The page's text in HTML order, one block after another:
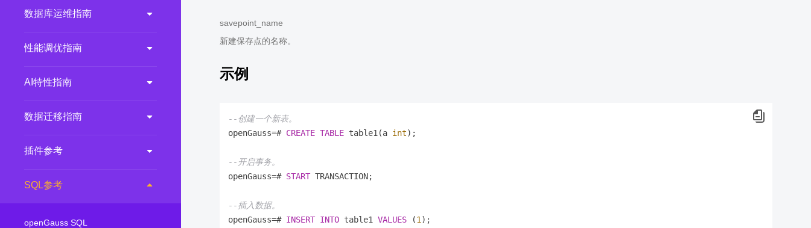
数据库运维指南
性能调优指南
AI特性指南
数据迁移指南
插件参考
SQL参考
openGauss SQL
savepoint_name
新建保存点的名称。
示例
--创建一个新表。
openGauss=# CREATE TABLE table1(a int);
--开启事务。
openGauss=# START TRANSACTION;
--插入数据。
openGauss=# INSERT INTO table1 VALUES (1 );